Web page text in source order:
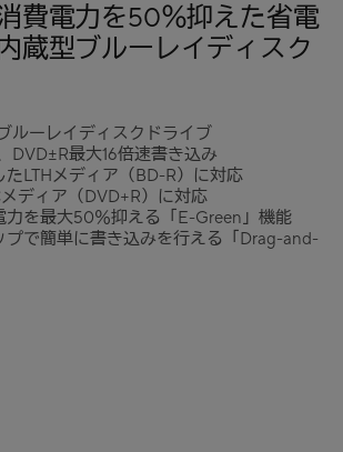
費電力を50％抑えた省電
蔵型ブルーレイディスク
ルーレイディスクドライブ
DVD±R最大16倍速書き込み
LTHメディア（BD-R）に対応
ディア（DVD+R）に対応
力を最大50％抑える「E-Green」機能
プで簡単に書き込みを行える「Drag-and-